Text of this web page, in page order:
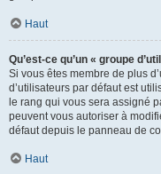
Haut
Qu’est-ce qu’un « groupe
Si vous êtes membre de plus
d’utilisateurs par défaut est
le rang qui vous sera assigné
peuvent vous autoriser à
défaut depuis le panneau de
Haut